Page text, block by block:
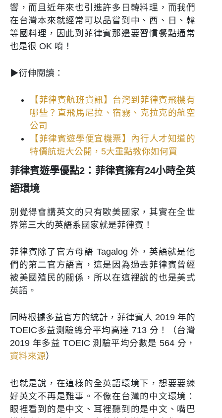
響，而且近年來也引進許多日韓料理，而我們
在台灣本來就經常可以品嘗到中、西、日、韓
等國料理，因此到菲律賓那邊要習慣餐點通常
也是很 OK 唷！
▶衍伸閱讀：
【菲律賓航班資訊】台灣到菲律賓飛機有
哪些？直飛馬尼拉、宿霧、克拉克的航空
公司
【菲律賓遊學便宜機票】內行人才知道的
特價航班大公開，5大重點教你如何買
菲律賓遊學優點2：菲律賓擁有24小時全英
語環境
別覺得會講英文的只有歐美國家，其實在全世
界第三大的英語系國家就是菲律賓！
菲律賓除了官方母語 Tagalog 外，英語就是他
們的第二官方語言，這是因為過去菲律賓曾經
被美國殖民的關係，所以在這裡說的也是美式
英語。
同時根據多益官方的統計，菲律賓人 2019 年的
TOEIC多益測驗總分平均高達 713 分！（台灣
2019 年多益 TOEIC 測驗平均分數是 564 分，
資料來源）
也就是說，在這樣的全英語環境下，想要要練
好英文不再是難事。不像在台灣的中文環境：
眼裡看到的是中文、耳裡聽到的是中文、嘴巴